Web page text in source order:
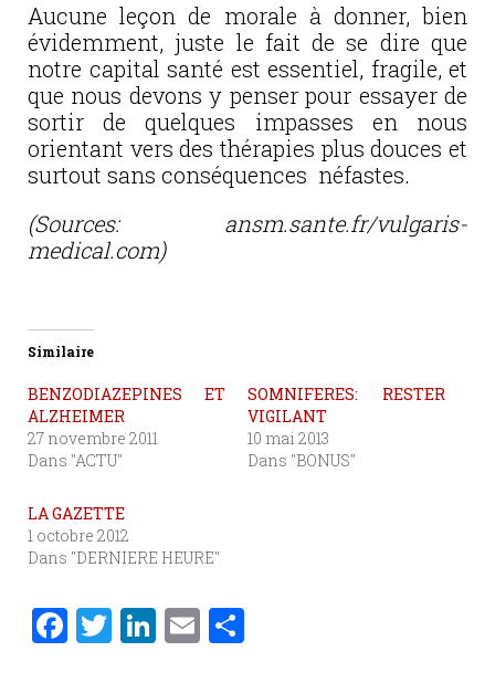
Aucune leçon de morale à donner, bien
évidemment, juste le fait de se dire que
notre capital santé est essentiel, fragile, et
que nous devons y penser pour essayer de
sortir de quelques impasses en nous
orientant vers des thérapies plus douces et
surtout sans conséquences néfastes.
(Sources: ansm.sante.fr/vulgaris-
medical.com)
Similaire
BENZODIAZEPINES ET
ALZHEIMER
27 novembre 2011
Dans "ACTU"
SOMNIFERES: RESTER
VIGILANT
10 mai 2013
Dans "BONUS"
LA GAZETTE
1 octobre 2012
Dans "DERNIERE HEURE"
F T Li E